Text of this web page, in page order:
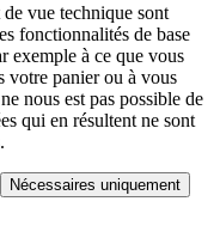
vue technique sont
fonctionnalités de base
exemple à ce que vous
votre panier ou à vous
nous est pas possible de
qui en résultent ne sont
Nécessaires uniquement